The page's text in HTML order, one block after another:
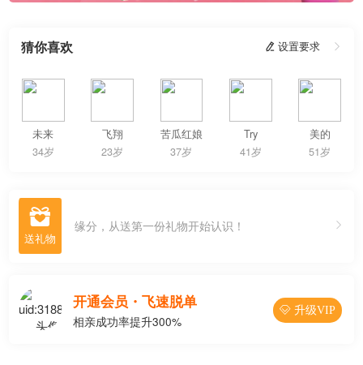
猜你喜欢  设置要求 
未来
34岁
飞翔
23岁
苦瓜红娘
37岁
Try
41岁
美的
51岁
 缘分，从送第一份礼物开始认识！
开通会员・飞速脱单
相亲成功率提升300%
 升级VIP